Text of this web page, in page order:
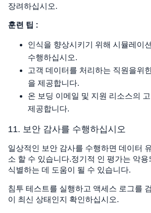
장려하십시오.
훈련 팁 :
인식을 향상시키기 위해 시뮬레이
수행하십시오.
고객 데이터를 처리하는 직원을위
을 제공합니다.
온 보딩 이메일 및 지원 리소스의
제공합니다.
11. 보안 감사를 수행하십시오
일상적인 보안 감사를 수행하면 데이터
소 할 수 있습니다.정기적 인 평가는 악
식별하는 데 도움이 될 수 있습니다.
침투 테스트를 실행하고 액세스 로그를
이 최신 상태인지 확인하십시오.